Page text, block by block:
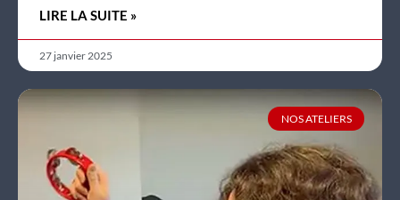
LIRE LA SUITE »
27 janvier 2025
NOS ATELIERS